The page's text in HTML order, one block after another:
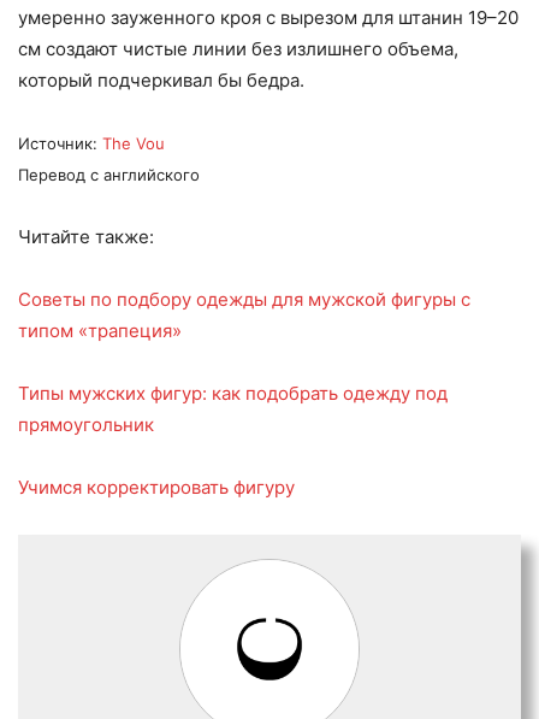
умеренно зауженного кроя с вырезом для штанин 19–20
см создают чистые линии без излишнего объема,
который подчеркивал бы бедра.
Источник: The Vou
Перевод с английского
Читайте также:
Советы по подбору одежды для мужской фигуры с
типом «трапеция»
Типы мужских фигур: как подобрать одежду под
прямоугольник
Учимся корректировать фигуру